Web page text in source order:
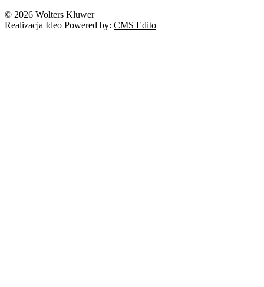
Prawo autorskie
© 2026 Wolters Kluwer
Realizacja Ideo Powered by: CMS Edito